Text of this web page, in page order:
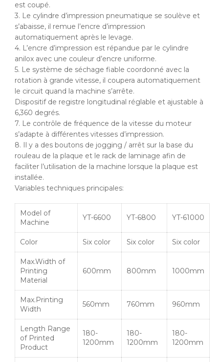
est coupé.
3. Le cylindre d’impression pneumatique se soulève et
s’abaisse, il remue l’encre d’impression
automatiquement après le levage.
4. L’encre d’impression est répandue par le cylindre
anilox avec une couleur d’encre uniforme.
5. Le système de séchage fiable coordonné avec la
rotation à grande vitesse, il coupera automatiquement
le circuit quand la machine s’arrête.
Dispositif de registre longitudinal réglable et ajustable à
6,360 degrés.
7. Le contrôle de fréquence de la vitesse du moteur
s’adapte à différentes vitesses d’impression.
8. Il y a des boutons de jogging / arrêt sur la base du
rouleau de la plaque et le rack de laminage afin de
faciliter l’utilisation de la machine lorsque la plaque est
installée.
Variables techniques principales:
Model of
Machine
YT-6600 YT-6800 YT-61000
Color Six color Six color Six color
Max.Width of
Printing
Material
600mm 800mm 1000mm
Max.Printing
Width
560mm 760mm 960mm
Length Range
of Printed
Product
180-
1200mm
180-
1200mm
180-
1200mm